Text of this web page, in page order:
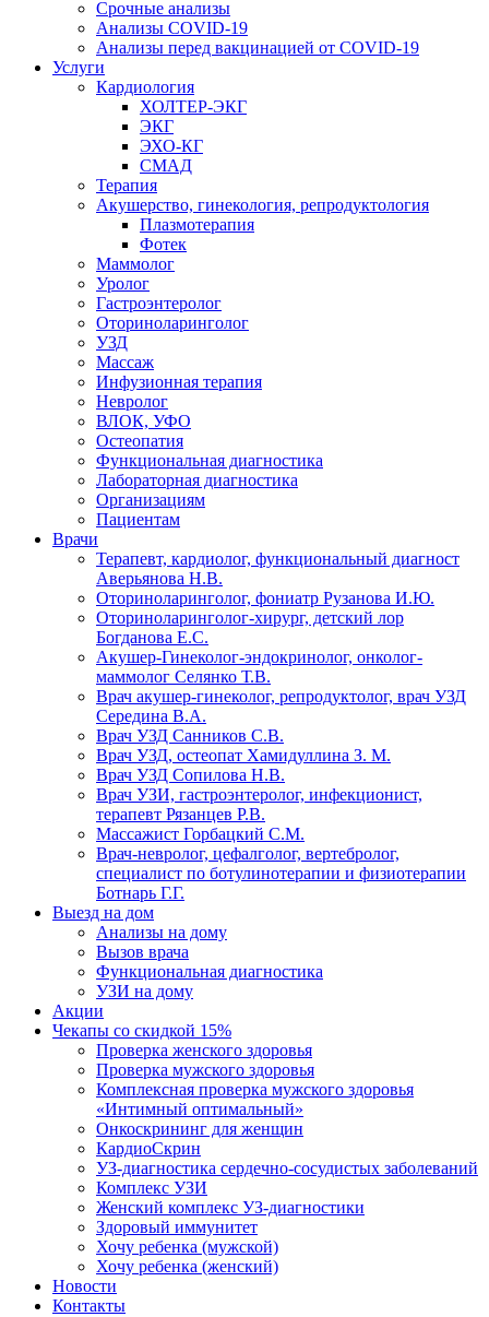
Срочные анализы
Анализы COVID-19
Анализы перед вакцинацией от COVID-19
Услуги
Кардиология
ХОЛТЕР-ЭКГ
ЭКГ
ЭХО-КГ
СМАД
Терапия
Акушерство, гинекология, репродуктология
Плазмотерапия
Фотек
Маммолог
Уролог
Гастроэнтеролог
Оториноларинголог
УЗД
Массаж
Инфузионная терапия
Невролог
ВЛОК, УФО
Остеопатия
Функциональная диагностика
Лабораторная диагностика
Организациям
Пациентам
Врачи
Терапевт, кардиолог, функциональный диагност
Аверьянова Н.В.
Оториноларинголог, фониатр Рузанова И.Ю.
Оториноларинголог-хирург, детский лор
Богданова Е.С.
Акушер-Гинеколог-эндокринолог, онколог-
маммолог Селянко Т.В.
Врач акушер-гинеколог, репродуктолог, врач УЗД
Середина В.А.
Врач УЗД Санников С.В.
Врач УЗД, остеопат Хамидуллина З. М.
Врач УЗД Сопилова Н.В.
Врач УЗИ, гастроэнтеролог, инфекционист,
терапевт Рязанцев Р.В.
Массажист Горбацкий С.М.
Врач-невролог, цефалголог, вертебролог,
специалист по ботулинотерапии и физиотерапии
Ботнарь Г.Г.
Выезд на дом
Анализы на дому
Вызов врача
Функциональная диагностика
УЗИ на дому
Акции
Чекапы со скидкой 15%
Проверка женского здоровья
Проверка мужского здоровья
Комплексная проверка мужского здоровья
«Интимный оптимальный»
Онкоcкрининг для женщин
КардиоСкрин
УЗ-диагностика сердечно-сосудистых заболеваний
Комплекс УЗИ
Женский комплекс УЗ-диагностики
Здоровый иммунитет
Хочу ребенка (мужской)
Хочу ребенка (женский)
Новости
Контакты